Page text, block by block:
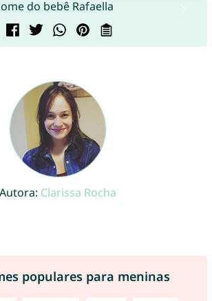
Autora: Clarissa Rocha
populares para meninas